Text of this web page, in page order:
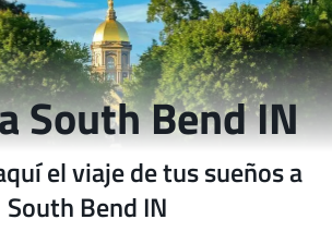
South Bend IN
el viaje de tus sueños a
South Bend IN